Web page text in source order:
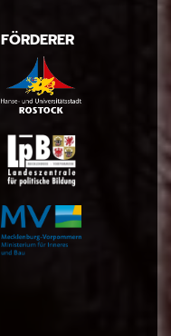
FÖRDERER